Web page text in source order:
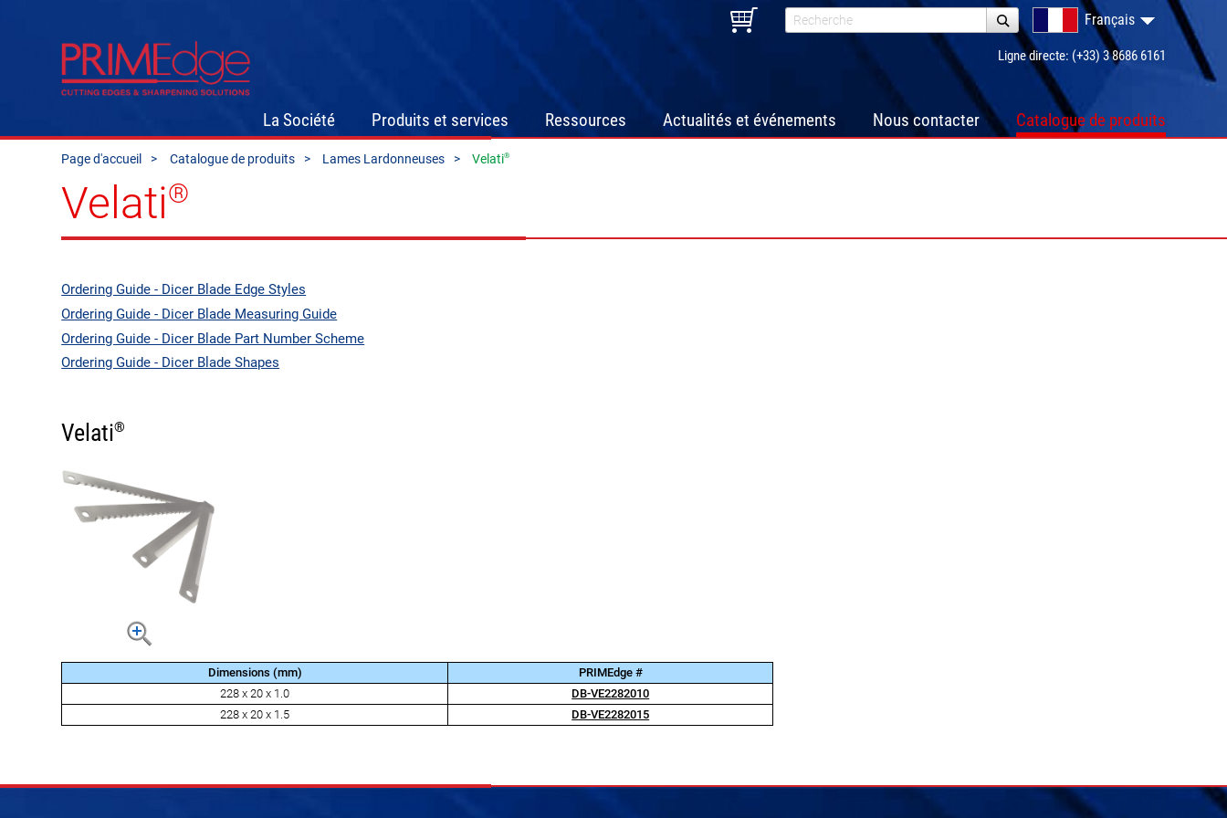
Français
Ligne directe: (+33) 3 8686 6161
La Société Produits et services Ressources Actualités et événements Nous contacter Catalogue de produits
Page d'accueil Catalogue de produits Lames Lardonneuses Velati®
Velati®
Ordering Guide - Dicer Blade Edge Styles
Ordering Guide - Dicer Blade Measuring Guide
Ordering Guide - Dicer Blade Part Number Scheme
Ordering Guide - Dicer Blade Shapes
Velati®
Dimensions (mm)
PRIMEdge #
228 x 20 x 1.0
DB-VE2282010
228 x 20 x 1.5
DB-VE2282015